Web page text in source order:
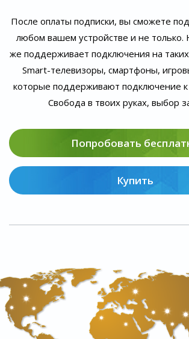
После оплаты подписки, вы сможете
любом вашем устройстве и не только.
же поддерживает подключения на таких
Smart-телевизоры, смартфоны,
которые поддерживают подключение к
Свобода в твоих руках, выбор
Попробовать
Купить